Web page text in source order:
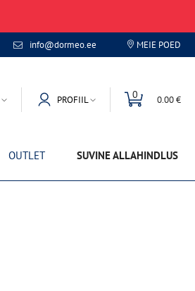
info@dormeo.ee MEIE POED
PROFIIL 0 0.00 €
OUTLET SUVINE ALLAHINDLUS